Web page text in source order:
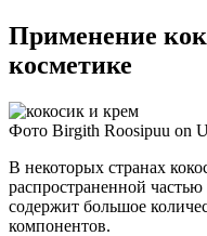
Применение
косметике
Фото Birgith Roosipuu on
В некоторых странах
распространенной
содержит большое
компонентов.